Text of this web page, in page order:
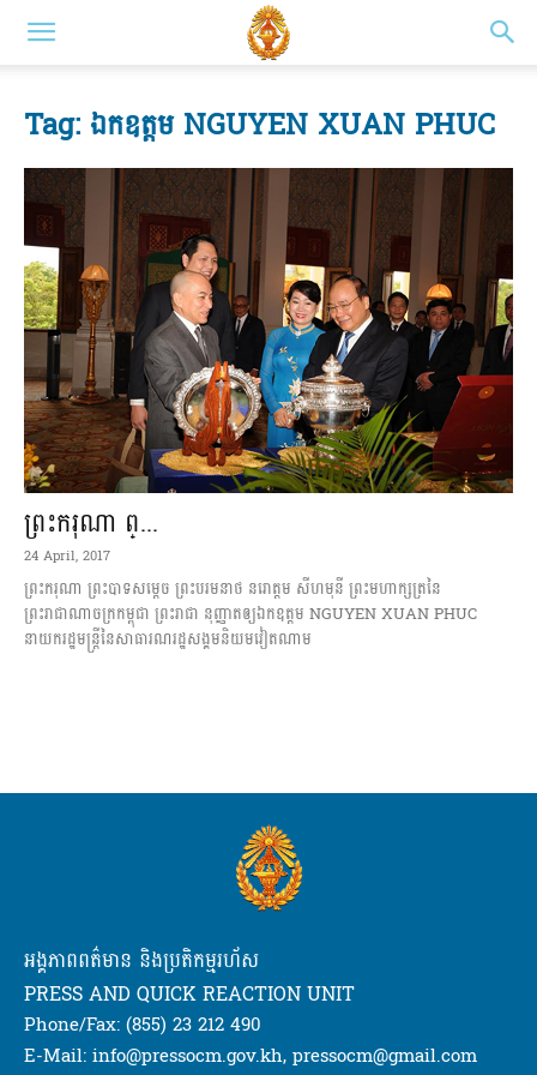
Tag: ឯកឧត្តម NGUYEN XUAN PHUC
ព្រះករុណា ព្...
24 April, 2017
ព្រះករុណា ព្រះបាទសម្តេច ព្រះបរមនាថ នរោត្តម សីហមុនី ព្រះមហាក្សត្រនៃ
ព្រះរាជាណាចក្រកម្ពុជា ព្រះរាជា នុញ្ញាតឲ្យឯកឧត្តម NGUYEN XUAN PHUC
នាយករដ្ឋមន្រ្តីនៃសាធារណរដ្ឋសង្គមនិយមវៀតណាម
អង្គភាពពត៌មាន និងប្រតិកម្មរហ័ស
PRESS AND QUICK REACTION UNIT
Phone/Fax: (855) 23 212 490
E-Mail: info@pressocm.gov.kh, pressocm@gmail.com